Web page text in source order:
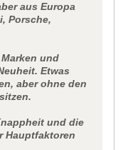
aus Europa
Porsche,
und
Etwas
aber ohne den
und die
Hauptfaktoren